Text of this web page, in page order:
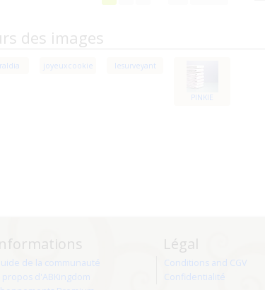
des images
joyeuxcookie lesurveyant
PINKIE
de la communauté
propos d'ABKingdom
Légal
Conditions and CGV
Confidentialité